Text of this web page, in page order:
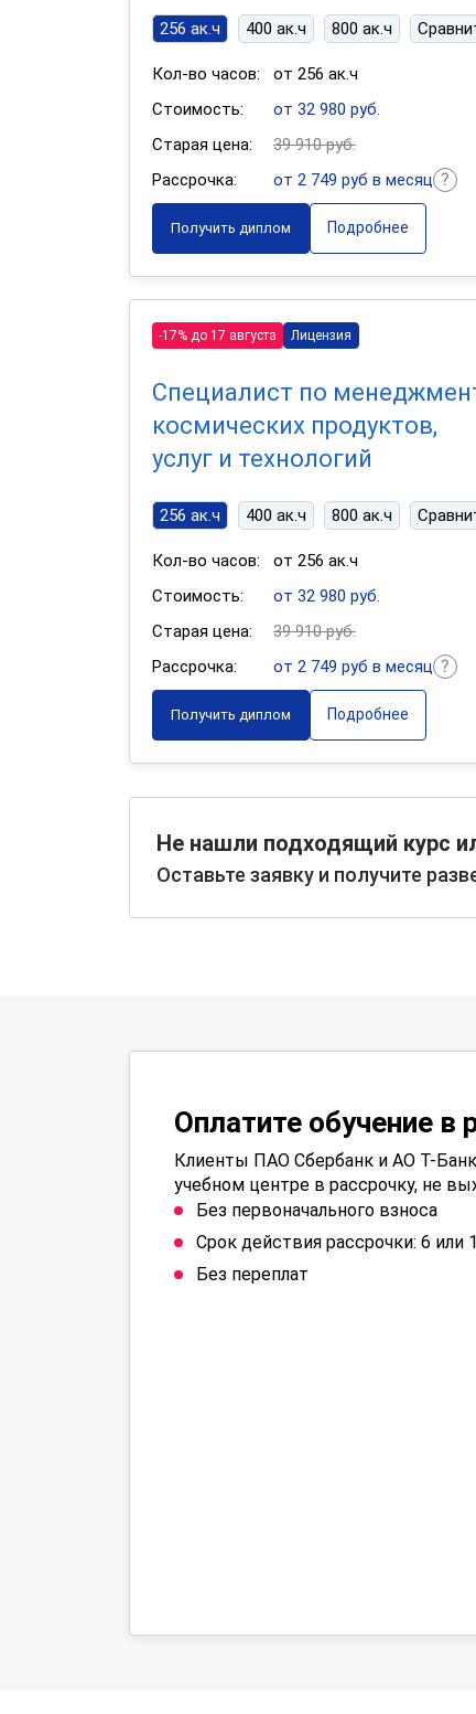
256 ак.ч 400 ак.ч 800 ак.ч
Кол-во часов:
от 256 ак.ч
Стоимость:
от 32 980 руб.
Старая цена:
39 910 руб.
Рассрочка:
от 2 749 руб в месяц
Получить диплом Подробнее
-17% до 17 августа Лицензия
Специалист по
космических продуктов,
услуг и технологий
256 ак.ч 400 ак.ч 800 ак.ч
Кол-во часов:
от 256 ак.ч
Стоимость:
от 32 980 руб.
Старая цена:
39 910 руб.
Рассрочка:
от 2 749 руб в месяц
Получить диплом Подробнее
Не нашли подходящий курс
Оставьте заявку и получите
Оплатите обучение в
Клиенты ПАО Сбербанк и АО Т-
учебном центре в рассрочку, не
Без первоначального взноса
Срок действия рассрочки: 6 или
Без переплат